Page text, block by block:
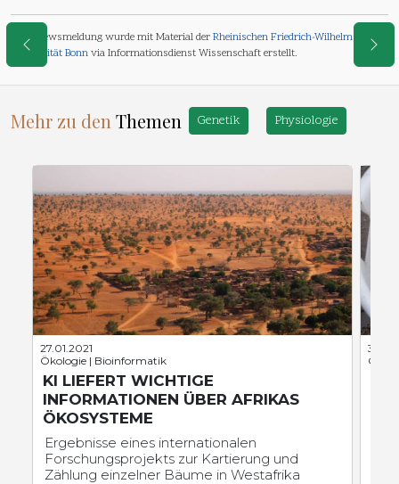
Diese Newsmeldung wurde mit Material derRheinischen Friedrich-Wilhelms-
Universität Bonnvia Informationsdienst Wissenschaft erstellt.
Mehr zu den Themen Genetik Physiologie
27.01.2021
Ökologie | Bioinformatik
KI LIEFERT WICHTIGE
INFORMATIONEN ÜBER AFRIKAS
ÖKOSYSTEME
Ergebnisse eines internationalen
Forschungsprojekts zur Kartierung und
Zählung einzelner Bäume in Westafrika